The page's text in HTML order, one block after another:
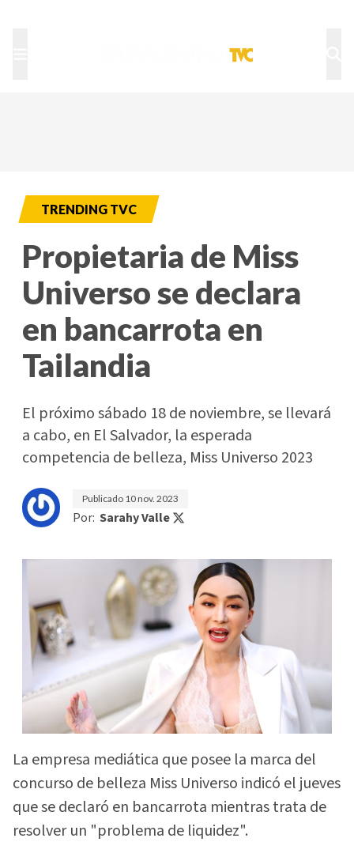
TRENDING TVC
Propietaria de Miss
Universo se declara
en bancarrota en
Tailandia
El próximo sábado 18 de noviembre, se llevará
a cabo, en El Salvador, la esperada
competencia de belleza, Miss Universo 2023
Publicado 10 nov. 2023
Por: Sarahy Valle
La empresa mediática que posee la marca del
concurso de belleza Miss Universo indicó el jueves
que se declaró en bancarrota mientras trata de
resolver un "problema de liquidez".